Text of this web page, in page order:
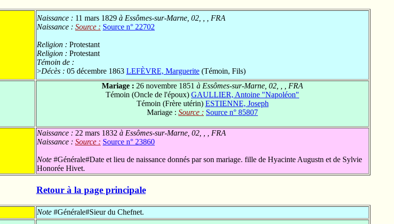
Naissance : 11 mars 1829 à Essômes-sur-Marne, 02, , , FRA
Naissance : Source : Source n° 22702
Religion : Protestant
Religion : Protestant
Témoin de :
>Décès : 05 décembre 1863 LEFÈVRE, Marguerite (Témoin, Fils)
Mariage : 26 novembre 1851 à Essômes-sur-Marne, 02, , , FRA
Témoin (Oncle de l'époux) GAULLIER, Antoine "Napoléon"
Témoin (Frère utérin) ESTIENNE, Joseph
Mariage : Source : Source n° 85807
Naissance : 22 mars 1832 à Essômes-sur-Marne, 02, , , FRA
Naissance : Source : Source n° 23860
Note #Générale#Date et lieu de naissance donnés par son mariage. fille de Hyacinte Augustn et de Sylvie
Honorée Hivet.
Retour à la page principale
Note #Générale#Sieur du Chefnet.